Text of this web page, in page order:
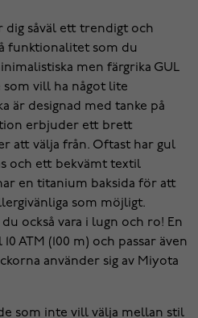
dig såväl ett trendigt och
funktionalitet som du
men färgrika GUL
som vill ha något lite
är designad med tanke på
erbjuder ett brett
att välja från. Oftast har gul
och ett bekvämt textil
en titanium baksida för att
som möjligt.
också vara i lugn och ro! En
ATM (100 m) och passar även
använder sig av Miyota
som inte vill välja mellan stil